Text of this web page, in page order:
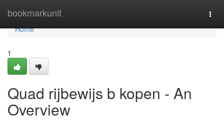
bookmarkunit
Home
Home
1
Quad rijbewijs b kopen - An
Overview